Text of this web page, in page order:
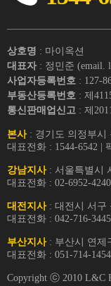
상호명 : 마이옥션
대표자 : 정민준 (email.
사업자등록번호 : 127-
부동산등록번호 : 제
통신판매업신고 : 제
본사: 경기도 의정부시
대표전화 : 1544-6542 |
강남지사: 서울특별시
대표전화 : 02-6952-
대전지사: 대전시 서구
대표전화 : 042-716-
부산지사: 부산시 연제
대표전화 : 051-714-
Copyright ⓒ 2010 L&C